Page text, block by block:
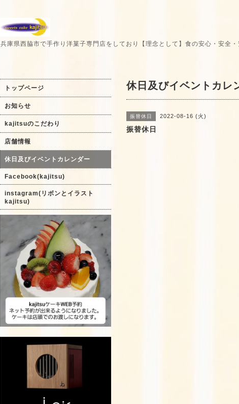
兵庫県西脇市で手作り洋菓子専門店をしており【理念として】食の安心・安全
休日及びイベントカレ
振替休日 2022-08-16 (火)
振替休日
トップページ
お知らせ
kajitsuのこだわり
店舗情報
休日及びイベントカレンダー
Facebook(kajitsu)
instagram(リボンとイラスト
kajitsu)